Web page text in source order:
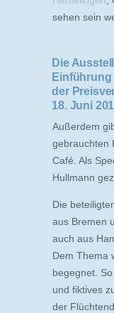
sehen sein
Die
Einführung
der
18. Juni
Außerdem
gebrauchten
Café. Als
Hullmann
Die
aus Bremen
auch aus
Dem Thema
begegnet.
und fiktives
der